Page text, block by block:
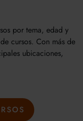
por tema, edad y
cursos. Con más de
ubicaciones,